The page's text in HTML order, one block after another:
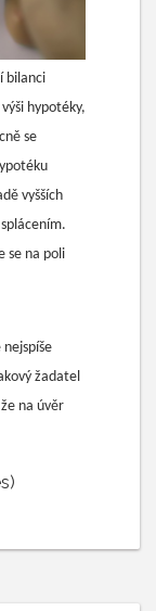
bilanci
hypotéky,
se
vyšších
se na poli
žadatel
na úvěr